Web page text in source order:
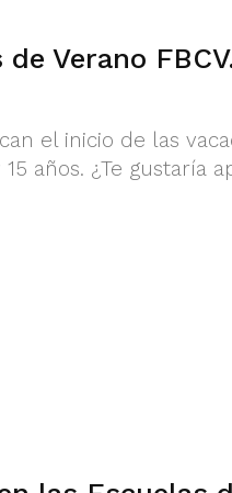
Verano
el inicio de las
años. ¿Te gustaría